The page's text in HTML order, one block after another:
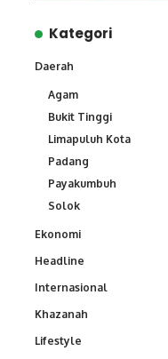
Kategori
Daerah
Agam
Bukit Tinggi
Limapuluh Kota
Padang
Payakumbuh
Solok
Ekonomi
Headline
Internasional
Khazanah
Lifestyle